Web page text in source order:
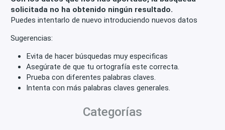
solicitada no ha obtenido ningún resultado.
Puedes intentarlo de nuevo introduciendo nuevos datos
Sugerencias:
Evita de hacer búsquedas muy especificas
Asegúrate de que tu ortografía este correcta.
Prueba con diferentes palabras claves.
Intenta con más palabras claves generales.
Categorías
Áreas comunes Walk-in closet Quincho
Baño visitas
Cocina amoblada Comedor de diario Bodega
Aire acondicionado Calefacción Conserjería
Acceso para discapacitados